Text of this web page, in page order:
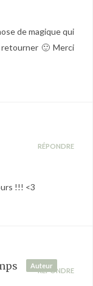
de magique qui
retourner 🙂 Merci
RÉPONDRE
!!! <3
Auteur
RÉPONDRE